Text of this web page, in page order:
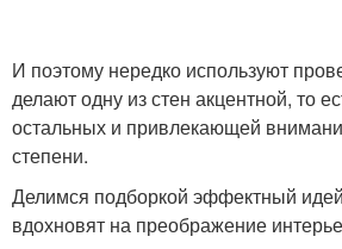
И поэтому нередко используют
делают одну из стен акцентной, то
остальных и привлекающей
степени.
Делимся подборкой эффектный
вдохновят на преображение